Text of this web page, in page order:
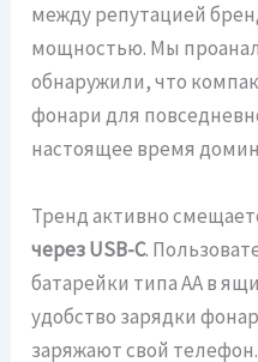
между репутацией
мощностью. Мы
обнаружили, что
фонари для
настоящее время
Тренд активно
через USB-C.
батарейки типа АА в
удобство зарядки
заряжают свой